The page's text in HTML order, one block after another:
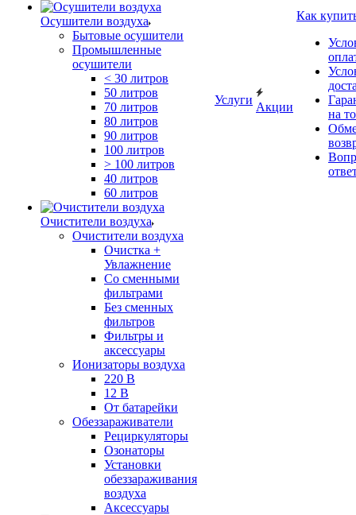
Осушители воздуха
Бытовые осушители
Промышленные
осушители
< 30 литров
50 литров
70 литров
80 литров
90 литров
100 литров
> 100 литров
40 литров
60 литров
Очистители воздуха
Очистители воздуха
Очистка +
Увлажнение
Cо сменными
фильтрами
Без сменных
фильтров
Фильтры и
аксессуары
Ионизаторы воздуха
220 В
12 В
От батарейки
Обеззараживатели
Рециркуляторы
Озонаторы
Установки
обеззараживания
воздуха
Аксессуары
Услуги
Акции
Как
на